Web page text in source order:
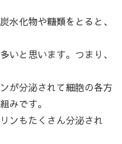
水化物や糖類をとると、
いと思います。つまり、
が分泌されて細胞の各方
みです。
ンもたくさん分泌され